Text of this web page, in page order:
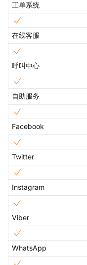
工单系统
在线客服
呼叫中心
自助服务
Facebook
Twitter
Instagram
Viber
WhatsApp